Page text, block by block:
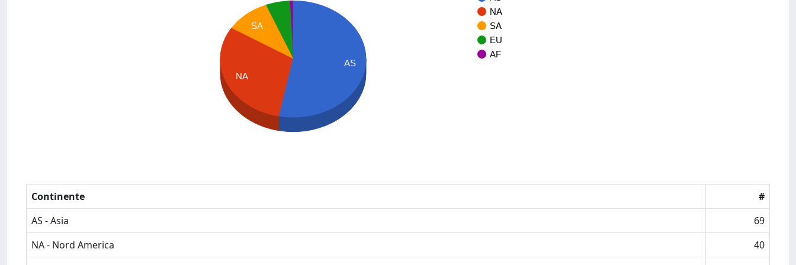
NA
SA
EU
AF
SA
NA
AS
Continente
#
AS - Asia
69
NA - Nord America
40